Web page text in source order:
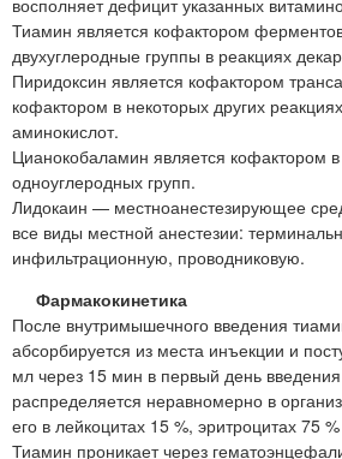
Тиамин является кофактором
двухуглеродные группы в реакциях
Пиридоксин является кофактором
кофактором в некоторых других
аминокислот.
Цианокобаламин является кофактором
одноуглеродных групп.
Лидокаин — местноанестезирующее
все виды местной анестезии:
инфильтрационную, проводниковую.
Фармакокинетика
После внутримышечного введения
абсорбируется из места инъекции и
мл через 15 мин в первый день
распределяется неравномерно в
его в лейкоцитах 15 %, эритроцитах 75
Тиамин проникает через